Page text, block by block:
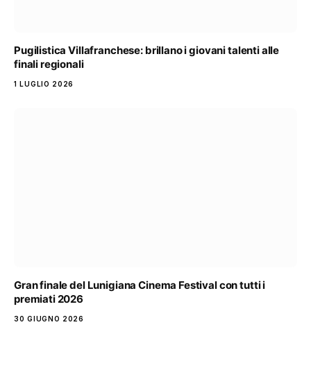
Pugilistica Villafranchese: brillano i giovani talenti alle
finali regionali
1 LUGLIO 2026
Gran finale del Lunigiana Cinema Festival con tutti i
premiati 2026
30 GIUGNO 2026